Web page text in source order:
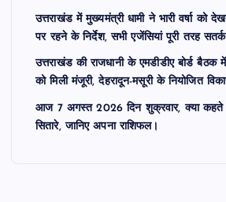
उत्तराखंड में मुख्यमंत्री धामी ने भारी वर्षा को
पर रहने के निर्देश, सभी एजेंसियां पूरी तरह
उत्तराखंड की राजधानी के एमडीडीए बोर्ड बैठक
को मिली मंजूरी, देहरादून-मसूरी के नियोजित
आज 7 अगस्त 2026 दिन शुक्रवार, क्या
सितारे, जानिए अपना राशिफल।